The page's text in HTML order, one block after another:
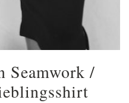
Seamwork /